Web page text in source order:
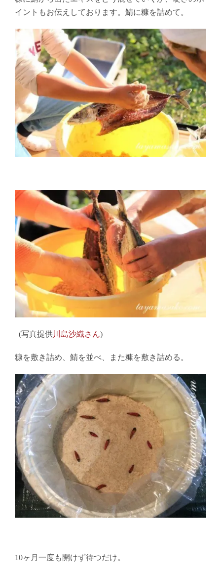
イントもお伝えしております。鯖に糠を詰めて。
(写真提供川島沙織さん)
糠を敷き詰め、鯖を並べ、また糠を敷き詰める。
10ヶ月一度も開けず待つだけ。